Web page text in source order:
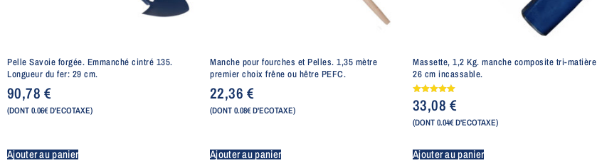
Pelle Savoie forgée. Emmanché cintré 135.
Longueur du fer: 29 cm.
90,78€
(DONT 0.06€ D'ECOTAXE)
Ajouter au panier
Manche pour fourches et Pelles. 1,35 mètre
premier choix frêne ou hêtre PEFC.
22,36€
(DONT 0.08€ D'ECOTAXE)
Ajouter au panier
Massette, 1,2 Kg. manche composite tri-matière
26 cm incassable.
Note
5.00
sur 5
33,08€
(DONT 0.04€ D'ECOTAXE)
Ajouter au panier